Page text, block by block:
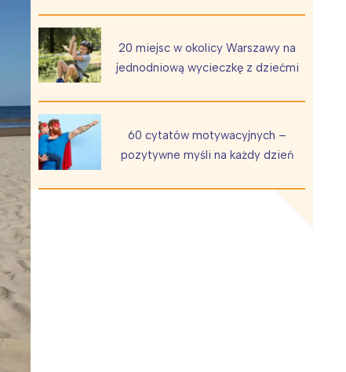
20 miejsc w okolicy Warszawy na
jednodniową wycieczkę z dziećmi
60 cytatów motywacyjnych –
pozytywne myśli na każdy dzień